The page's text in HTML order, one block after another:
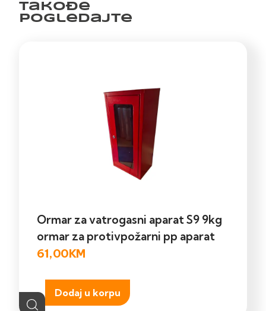
Takođe
pogledajte
Ormar za vatrogasni aparat S9 9kg
ormar za protivpožarni pp aparat
61,00KM
Dodaj u korpu